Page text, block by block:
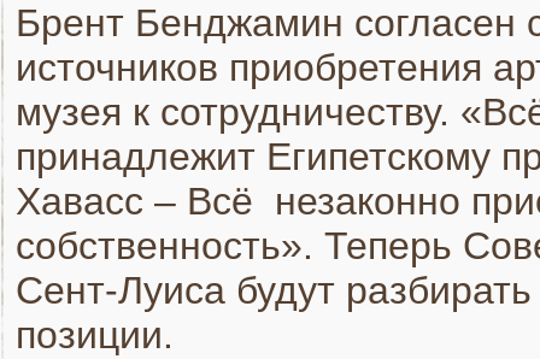
Брент Бенджамин согласен
источников приобретения
музея к сотрудничеству.
принадлежит Египетскому
Хавасс – Всё незаконно
собственность». Теперь
Сент-Луиса будут
позиции.